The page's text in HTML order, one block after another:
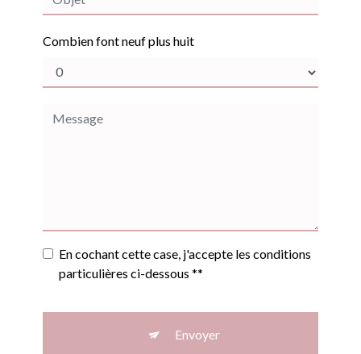
Combien font neuf plus huit
En cochant cette case, j'accepte les conditions
particulières ci-dessous **
Envoyer